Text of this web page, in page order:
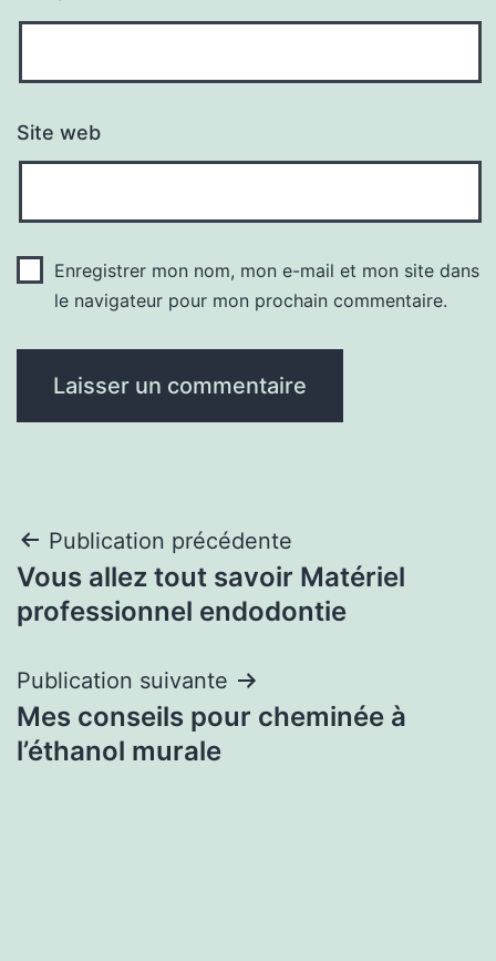
Site web
Enregistrer mon nom, mon e-mail et mon site dans
le navigateur pour mon prochain commentaire.
Navigation
de
Publication précédente
Vous allez tout savoir Matériel
professionnel endodontie
Publication suivante
Mes conseils pour cheminée à
l’éthanol murale